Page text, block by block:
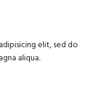
elit, sed do
aliqua.